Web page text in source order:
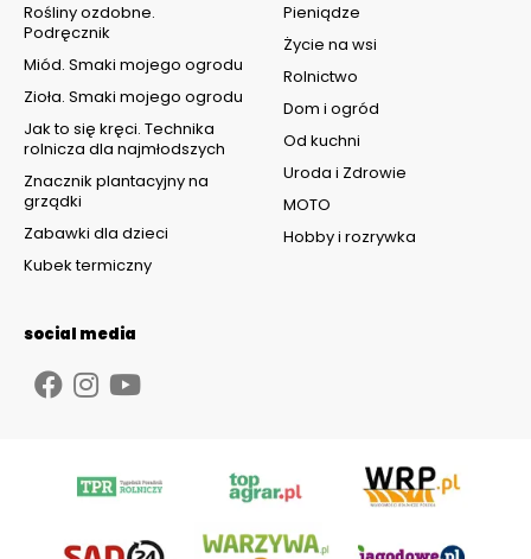
Pieniądze
Życie na wsi
Rolnictwo
Dom i ogród
Od kuchni
Uroda i Zdrowie
MOTO
Hobby i rozrywka
Rośliny ozdobne.
Podręcznik
Miód. Smaki mojego ogrodu
Zioła. Smaki mojego ogrodu
Jak to się kręci. Technika
rolnicza dla najmłodszych
Znacznik plantacyjny na
grządki
Zabawki dla dzieci
Kubek termiczny
social media